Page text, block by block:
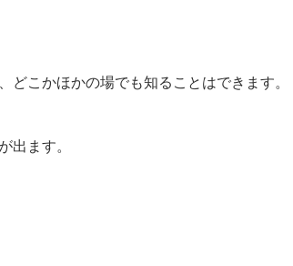
どこかほかの場でも知ることはできます。
出ます。